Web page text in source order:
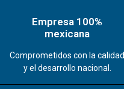
Empresa 100%
mexicana
Comprometidos con la calidad
y el desarrollo nacional.